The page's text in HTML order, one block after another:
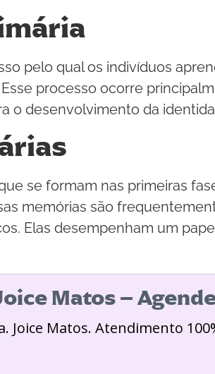
pelo qual os indivíduos
processo ocorre
o desenvolvimento da
se formam nas primeiras
memórias são
Elas desempenham um
Matos –
Joice Matos. Atendimento